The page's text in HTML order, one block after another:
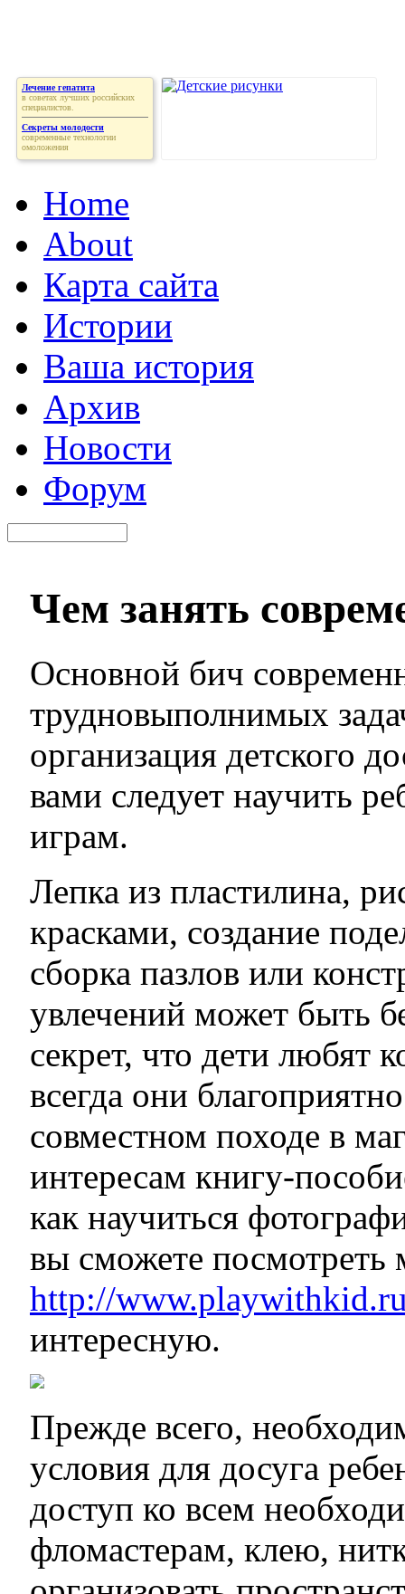
Лечение гепатита
в советах лучших российских
специалистов.
Секреты молодости
современные технологии
омоложения
Home
About
Карта сайта
Истории
Ваша история
Архив
Новости
Форум
Чем занять
Основной бич
трудновыполнимых
организация детского
вами следует научить
играм.
Лепка из пластилина,
красками, создание
сборка пазлов или
увлечений может быть
секрет, что дети любят
всегда они
совместном походе в
интересам книгу-
как научиться
вы сможете посмотреть
http://
интересную.
Прежде всего,
условия для досуга
доступ ко всем
фломастерам, клею,